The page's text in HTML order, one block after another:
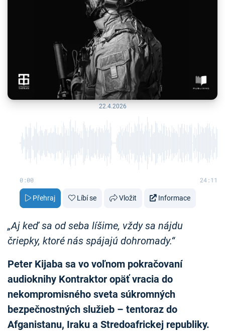
22.4.2026
0:00 24:11
Přehraj Líbí se Vložit Informace
„Aj keď sa od seba líšime, vždy sa nájdu
čriepky, ktoré nás spájajú dohromady.“
Peter Kijaba sa vo voľnom pokračovaní
audioknihy Kontraktor opäť vracia do
nekompromisného sveta súkromných
bezpečnostných služieb – tentoraz do
Afganistanu, Iraku a Stredoafrickej republiky.